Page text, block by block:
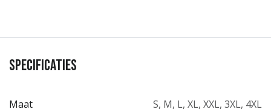
Specificaties
Maat S, M, L, XL, XXL, 3XL, 4XL